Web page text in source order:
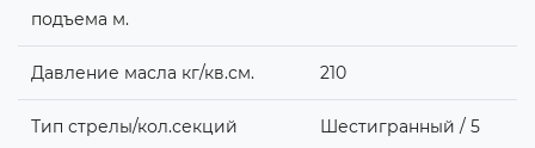
подъема м.
Давление масла кг/кв.см. 210
Тип стрелы/кол.секций Шестигранный / 5